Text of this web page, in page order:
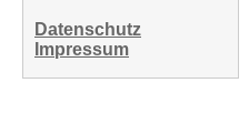
Datenschutz
Impressum